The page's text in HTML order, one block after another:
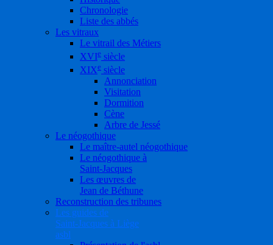
Chronologie
Liste des abbés
Les vitraux
Le vitrail des Métiers
XVIe siècle
XIXe siècle
Annonciation
Visitation
Dormition
Cène
Arbre de Jessé
Le néogothique
Le maître-autel néogothique
Le néogothique à
Saint-Jacques
Les œuvres de
Jean de Béthune
Reconstruction des tribunes
Les guides de
Saint-Jacques à Liège
asbl